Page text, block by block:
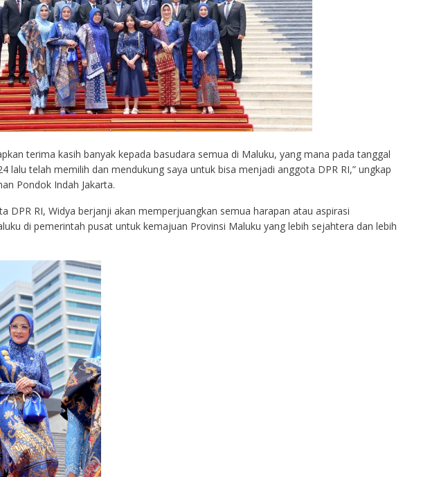
terima kasih banyak kepada basudara semua di Maluku, yang mana pada tanggal
lalu telah memilih dan mendukung saya untuk bisa menjadi anggota DPR RI,” ungkap
Pondok Indah Jakarta.
DPR RI, Widya berjanji akan memperjuangkan semua harapan atau aspirasi
di pemerintah pusat untuk kemajuan Provinsi Maluku yang lebih sejahtera dan lebih